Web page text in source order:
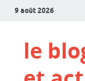
9 août 2026
le